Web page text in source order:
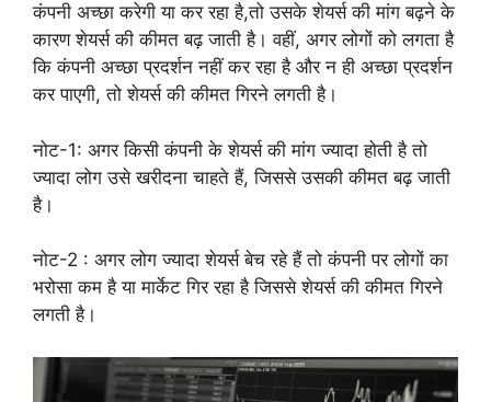
कंपनी अच्छा करेगी या कर रहा है,तो उसके शेयर्स की मांग बढ़ने के
कारण शेयर्स की कीमत बढ़ जाती है। वहीं, अगर लोगों को लगता है
कि कंपनी अच्छा प्रदर्शन नहीं कर रहा है और न ही अच्छा प्रदर्शन
कर पाएगी, तो शेयर्स की कीमत गिरने लगती है।
नोट-1: अगर किसी कंपनी के शेयर्स की मांग ज्यादा होती है तो
ज्यादा लोग उसे खरीदना चाहते हैं, जिससे उसकी कीमत बढ़ जाती
है।
नोट-2 : अगर लोग ज्यादा शेयर्स बेच रहे हैं तो कंपनी पर लोगों का
भरोसा कम है या मार्केट गिर रहा है जिससे शेयर्स की कीमत गिरने
लगती है।